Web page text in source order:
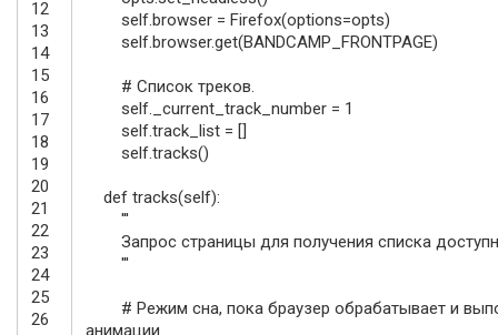
12
13
14
15
16
17
18
19
20
21
22
23
24
25
26
selfbrowser = Firefox(options=opts)
selfbrowser.get(BANDCAMP_FRONTPAGE)
# Список треков.
self
_current_track_number = 1
selftrack_list = []
selftracks()
def tracks(self):
'''
Запрос страницы для получения списка
'''
# Режим сна, пока браузер обрабатывает и
анимации